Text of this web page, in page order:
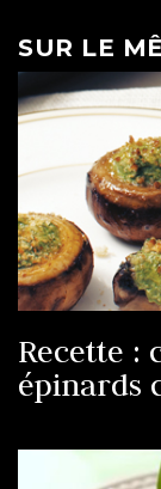
SUR LE
Recette :
épinards